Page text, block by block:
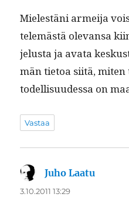
Mielestäni armei­ja
telemästä ole­vansa
jelus­ta ja ava­ta
män tietoa siitä,
todel­lisu­udessa on
Vastaa
Juho Laatu
3.10.2011 13:29